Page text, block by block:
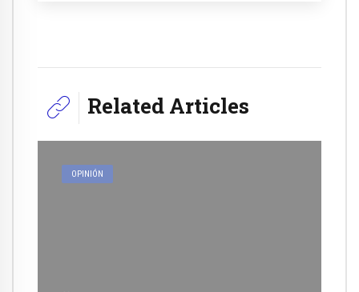
Related Articles
OPINIÓN